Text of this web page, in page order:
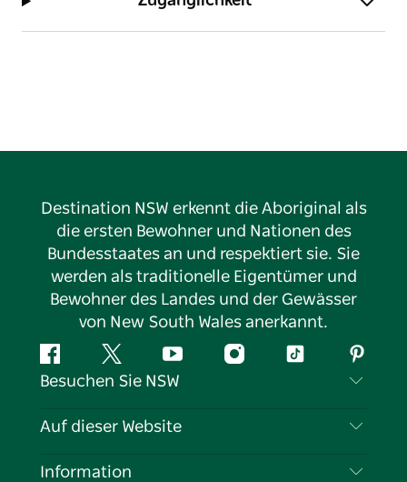
Destination NSW erkennt die Aboriginal als
die ersten Bewohner und Nationen des
Bundesstaates an und respektiert sie. Sie
werden als traditionelle Eigentümer und
Bewohner des Landes und der Gewässer
von New South Wales anerkannt.
FacebookTwitter YouTubeInstagramTikTok
Besuchen Sie NSW
Kontaktieren Sie uns
Auf dieser Website
Reiseziele
Information